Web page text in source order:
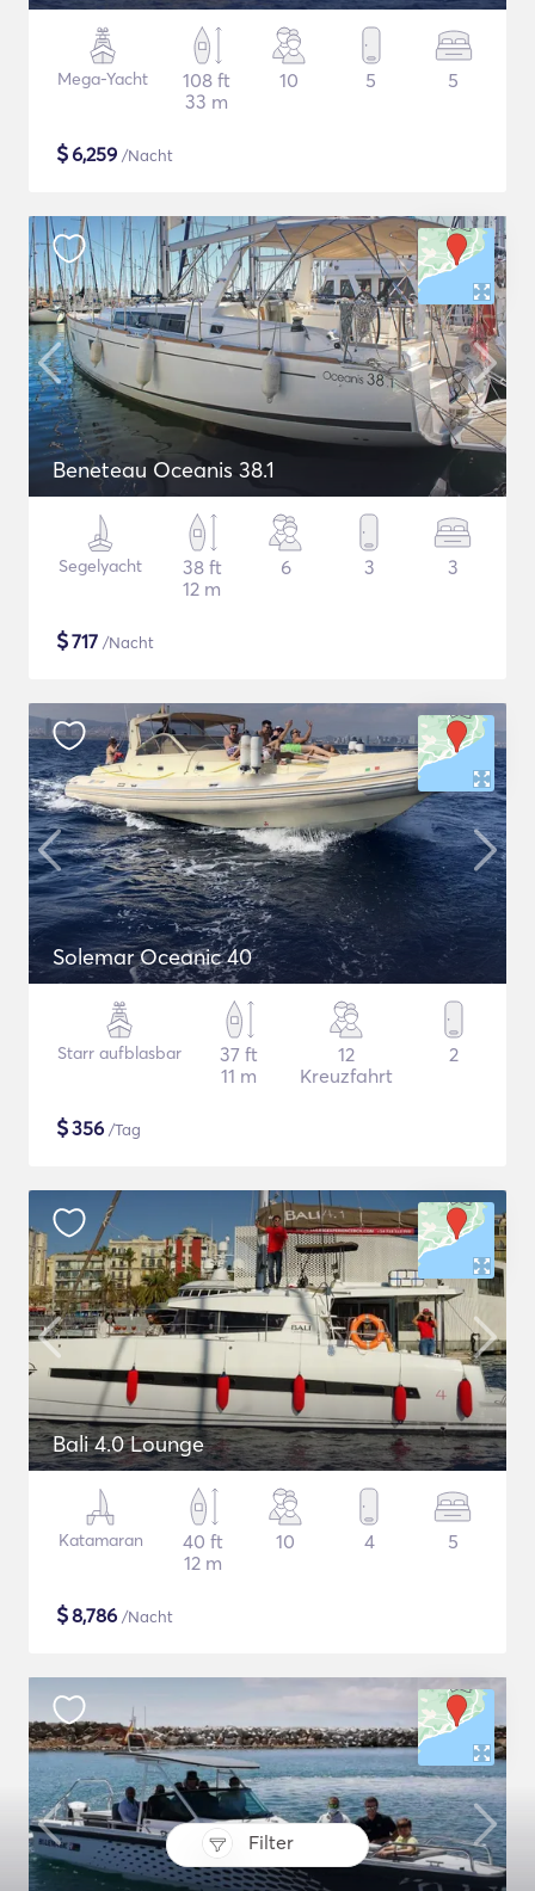
Filter
Mega-Yacht
108 ft
33 m
10 5 5
$6,259 /Nacht
Beneteau Oceanis 38.1
Segelyacht
38 ft
12 m
6 3 3
$717 /Nacht
Solemar Oceanic 40
Starr aufblasbar
37 ft
11 m
12
Kreuzfahrt
2
$356 /Tag
Bali 4.0 Lounge
Katamaran
40 ft
12 m
10 4 5
$8,786 /Nacht